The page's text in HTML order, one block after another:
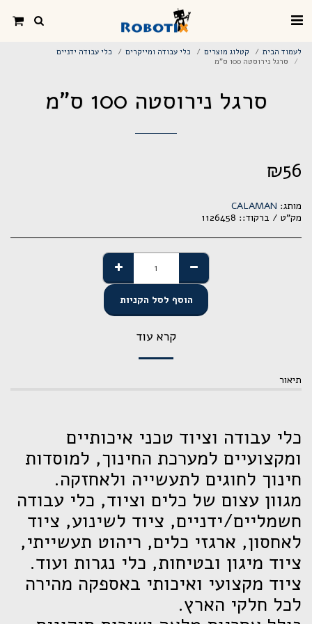
לעמוד הבית קטלוג מוצרים כלי עבודה ומייקרים
כלי עבודה ידניים
סרגל נירוסטה 100 ס"מ
סרגל נירוסטה 100 ס"מ
₪56
מותג: CALAMAN
מק"ט / ברקוד:: 1126458
הוסף לסל הקניות
קרא עוד
תיאור
כלי עבודה וציוד טכני איכותיים
ומקצועיים למערכת החינוך, למוסדות
חינוך לחוגים לתעשייה ולאחזקה.
מגוון עצום של כלים וציוד, כלי עבודה
חשמליים/ידניים, ציוד לשינוע, ציוד
לאחסון, ארגזי כלים, ריהוט תעשייתי,
ציוד מיגון ובטיחות, כלי נגרות ועוד.
ציוד מקצועי ואיכותי באספקה מהירה
לכל חלקי הארץ.